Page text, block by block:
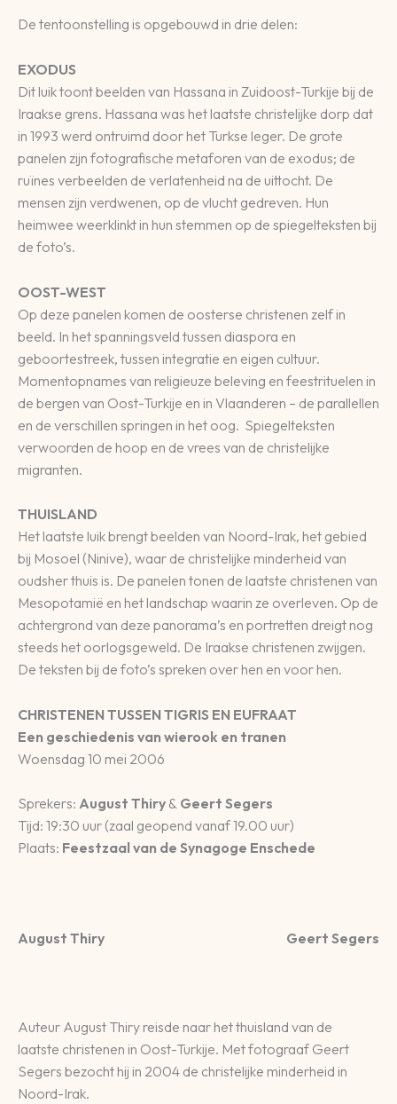
De tentoonstelling is opgebouwd in drie delen:
EXODUS
Dit luik toont beelden van Hassana in Zuidoost-Turkije bij de
Iraakse grens. Hassana was het laatste christelijke dorp dat
in 1993 werd ontruimd door het Turkse leger. De grote
panelen zijn fotografische metaforen van de exodus; de
ruïnes verbeelden de verlatenheid na de uittocht. De
mensen zijn verdwenen, op de vlucht gedreven. Hun
heimwee weerklinkt in hun stemmen op de spiegelteksten bij
de foto’s.
OOST-WEST
Op deze panelen komen de oosterse christenen zelf in
beeld. In het spanningsveld tussen diaspora en
geboortestreek, tussen integratie en eigen cultuur.
Momentopnames van religieuze beleving en feestrituelen in
de bergen van Oost-Turkije en in Vlaanderen – de parallellen
en de verschillen springen in het oog. Spiegelteksten
verwoorden de hoop en de vrees van de christelijke
migranten.
THUISLAND
Het laatste luik brengt beelden van Noord-Irak, het gebied
bij Mosoel (Ninive), waar de christelijke minderheid van
oudsher thuis is. De panelen tonen de laatste christenen van
Mesopotamië en het landschap waarin ze overleven. Op de
achtergrond van deze panorama’s en portretten dreigt nog
steeds het oorlogsgeweld. De Iraakse christenen zwijgen.
De teksten bij de foto’s spreken over hen en voor hen.
CHRISTENEN TUSSEN TIGRIS EN EUFRAAT
Een geschiedenis van wierook en tranen
Woensdag 10 mei 2006
Sprekers: August Thiry & Geert Segers
Tijd: 19:30 uur (zaal geopend vanaf 19.00 uur)
Plaats: Feestzaal van de Synagoge Enschede
Geert Segers
August Thiry
Auteur August Thiry reisde naar het thuisland van de
laatste christenen in Oost-Turkije. Met fotograaf Geert
Segers bezocht hij in 2004 de christelijke minderheid in
Noord-Irak.